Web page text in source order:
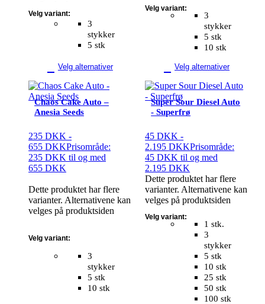
3
stykker
5 stk
Velg variant:
Velg alternativer
3
stykker
5 stk
10 stk
Velg variant:
Velg alternativer
Chaos Cake Auto –
Anesia Seeds
235 DKK -
655 DKKPrisområde:
235 DKK til og med
655 DKK
3
stykker
5 stk
10 stk
Velg variant:
Dette produktet har flere
varianter. Alternativene kan
velges på produktsiden
Super Sour Diesel Auto
- Superfrø
45DKK -
2.195DKKPrisområde:
45 DKK til og med
2.195 DKK
1 stk.
3
stykker
5 stk
10 stk
25 stk
50 stk
100 stk
Velg variant:
Dette produktet har flere
varianter. Alternativene kan
velges på produktsiden